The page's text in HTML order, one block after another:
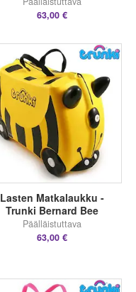
63,00 €
Lasten Matkalaukku -
Trunki Bernard Bee
Päälläistuttava
63,00 €